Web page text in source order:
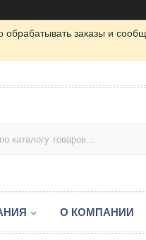
заказы и
О КОМПАНИИ